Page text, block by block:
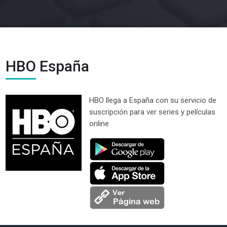
HBO España
HBO llega a España con su servicio de
suscripción para ver series y películas
online